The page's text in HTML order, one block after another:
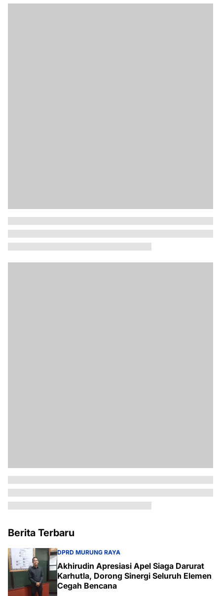
Berita Terbaru
DPRD MURUNG RAYA
Akhirudin Apresiasi Apel Siaga Darurat
Karhutla, Dorong Sinergi Seluruh Elemen
Cegah Bencana